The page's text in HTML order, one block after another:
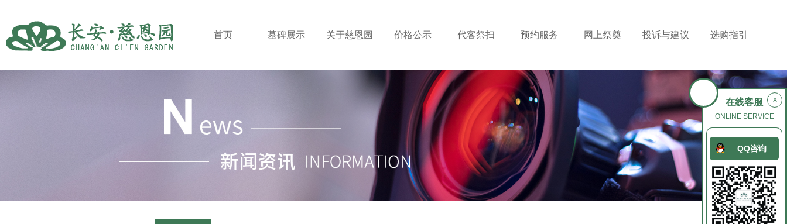
首页 墓碑展示 关于慈恩园 价格公示 代客祭扫 预约服务 网上祭奠 投诉与建议 选购指引
x
在线客服
ONLINE SERVICE
QQ咨询